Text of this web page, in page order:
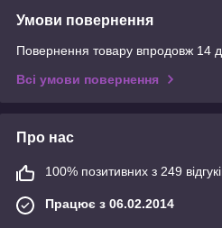
Умови повернення
Повернення товару впродовж 14
Всі умови повернення
Про нас
100% позитивних з 249
Працює з 06.02.2014